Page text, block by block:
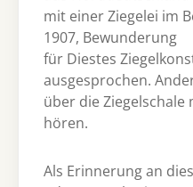
mit einer Ziegelei im
1907, Bewunderung
für Diestes
ausgesprochen.
über die
hören.
Als Erinnerung an